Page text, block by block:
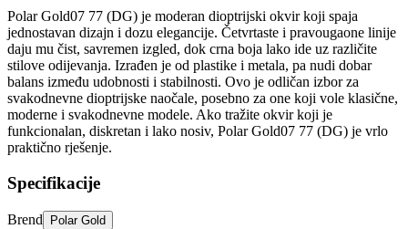
Polar Gold07 77 (DG) je moderan dioptrijski okvir koji spaja
jednostavan dizajn i dozu elegancije. Četvrtaste i pravougaone linije
daju mu čist, savremen izgled, dok crna boja lako ide uz različite
stilove odijevanja. Izrađen je od plastike i metala, pa nudi dobar
balans između udobnosti i stabilnosti. Ovo je odličan izbor za
svakodnevne dioptrijske naočale, posebno za one koji vole klasične,
moderne i svakodnevne modele. Ako tražite okvir koji je
funkcionalan, diskretan i lako nosiv, Polar Gold07 77 (DG) je vrlo
praktično rješenje.
Specifikacije
Brend Polar Gold